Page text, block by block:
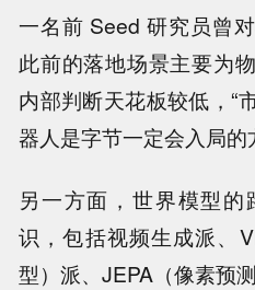
一名前 Seed 研究员曾
此前的落地场景主要为
内部判断天花板较低，“
器人是字节一定会入局的
另一方面，世界模型
识，包括视频生成派、
型）派、JEPA（像素预测